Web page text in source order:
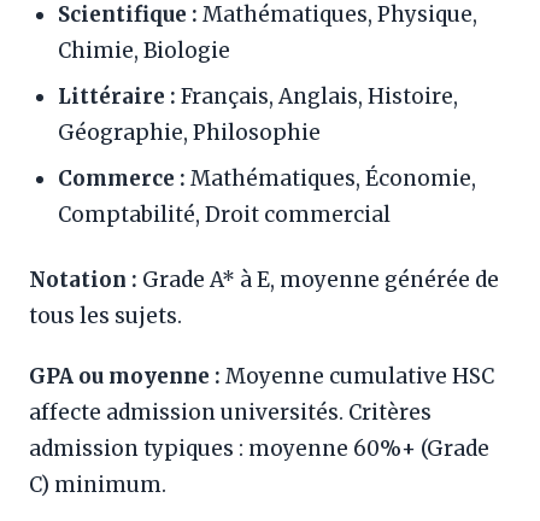
Scientifique : Mathématiques, Physique,
Chimie, Biologie
Littéraire : Français, Anglais, Histoire,
Géographie, Philosophie
Commerce : Mathématiques, Économie,
Comptabilité, Droit commercial
Notation : Grade A* à E, moyenne générée de
tous les sujets.
GPA ou moyenne : Moyenne cumulative HSC
affecte admission universités. Critères
admission typiques : moyenne 60%+ (Grade
C) minimum.